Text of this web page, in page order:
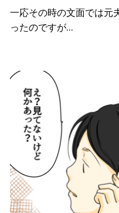
一応その時の文面では元
ったのですが…